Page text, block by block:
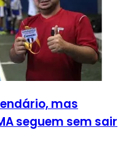
mas
seguem sem sair